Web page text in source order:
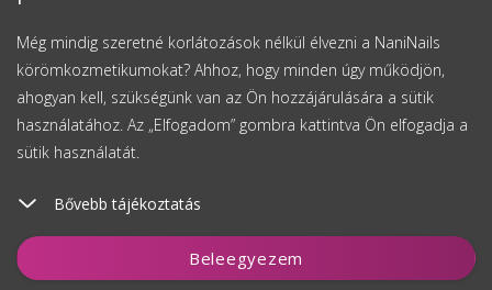
Még mindig szeretné korlátozások nélkül élvezni a NaniNails
körömkozmetikumokat? Ahhoz, hogy minden úgy működjön,
ahogyan kell, szükségünk van az Ön hozzájárulására a sütik
használatához. Az „Elfogadom” gombra kattintva Ön elfogadja a
sütik használatát.
Bővebb tájékoztatás
Beleegyezem